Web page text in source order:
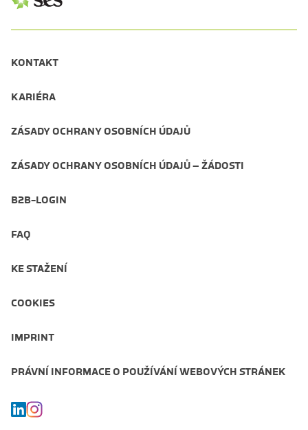
KONTAKT
KARIÉRA
ZÁSADY OCHRANY OSOBNÍCH ÚDAJŮ
ZÁSADY OCHRANY OSOBNÍCH ÚDAJŮ – ŽÁDOSTI
B2B-LOGIN
FAQ
KE STAŽENÍ
COOKIES
IMPRINT
PRÁVNÍ INFORMACE O POUŽÍVÁNÍ WEBOVÝCH STRÁNEK